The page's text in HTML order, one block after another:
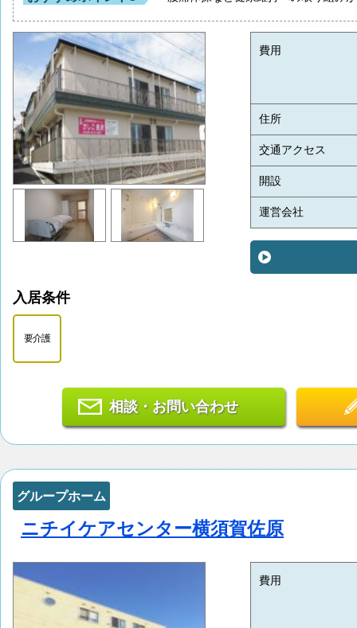
費用
住所
交通アクセス
開設
運営会社
入居条件
要介護
相談・お問い合わせ
グループホーム
ニチイケアセンター横須賀佐原
費用